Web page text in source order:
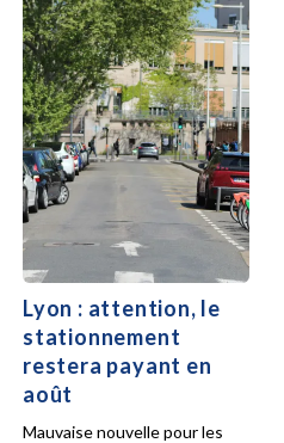
Lyon : attention, le
stationnement
restera payant en
août
Mauvaise nouvelle pour les